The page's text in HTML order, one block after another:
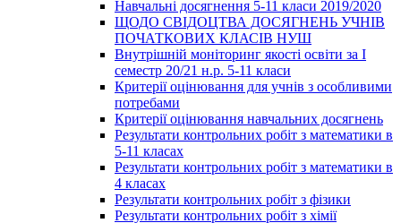
Навчальні досягнення 5-11 класи 2019/2020
ЩОДО СВІДОЦТВА ДОСЯГНЕНЬ УЧНІВ
ПОЧАТКОВИХ КЛАСІВ НУШ
Внутрішній моніторинг якості освіти за І
семестр 20/21 н.р. 5-11 класи
Критерії оцінювання для учнів з особливими
потребами
Критерії оцінювання навчальних досягнень
Результати контрольних робіт з математики в
5-11 класах
Результати контрольних робіт з математики в
4 класах
Результати контрольних робіт з фізики
Результати контрольних робіт з хімії